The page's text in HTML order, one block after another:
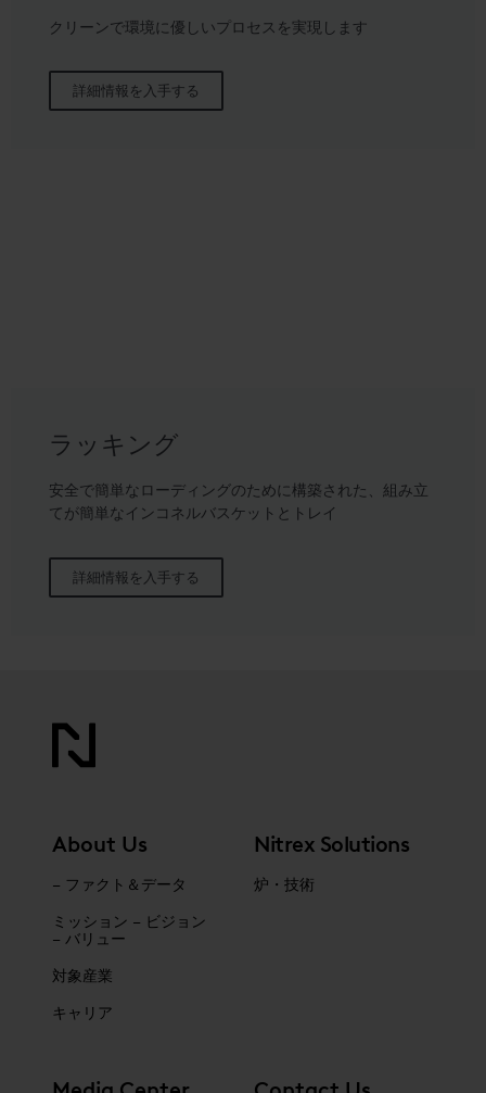
クリーンで環境に優しいプロセスを実現します
詳細情報を入手する
ラッキング
安全で簡単なローディングのために構築された、組み立
てが簡単なインコネルバスケットとトレイ
詳細情報を入手する
About Us
– ファクト＆データ
ミッション – ビジョン
– バリュー
対象産業
キャリア
Nitrex Solutions
炉・技術